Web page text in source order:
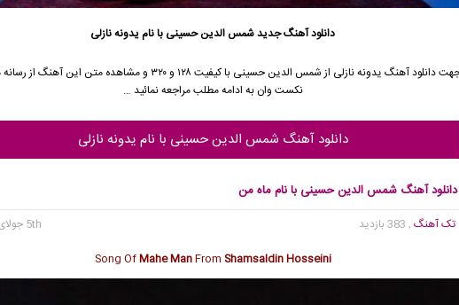
دانلود آهنگ جدیدشمس الدین حسینی با نام یدونه نازلی
جهت دانلود آهنگ یدونه نازلی از شمس الدین حسینی با کیفیت ۱۲۸ و ۳۲۰ و مشاهده متن
نکست وان به ادامه مطلب مراجعه نمائید …
دانلود آهنگ شمس الدین حسینی با نام یدونه نازلی
دانلود آهنگ شمس الدین حسینی با نام ماه من
تک آهنگ, 383 بازدید
5th جولای 2026
Song OfMahe ManFrom Shamsaldin Hosseini